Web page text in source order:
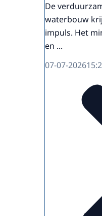
De
waterbouw
impuls. Het
en ...
07-07-2026